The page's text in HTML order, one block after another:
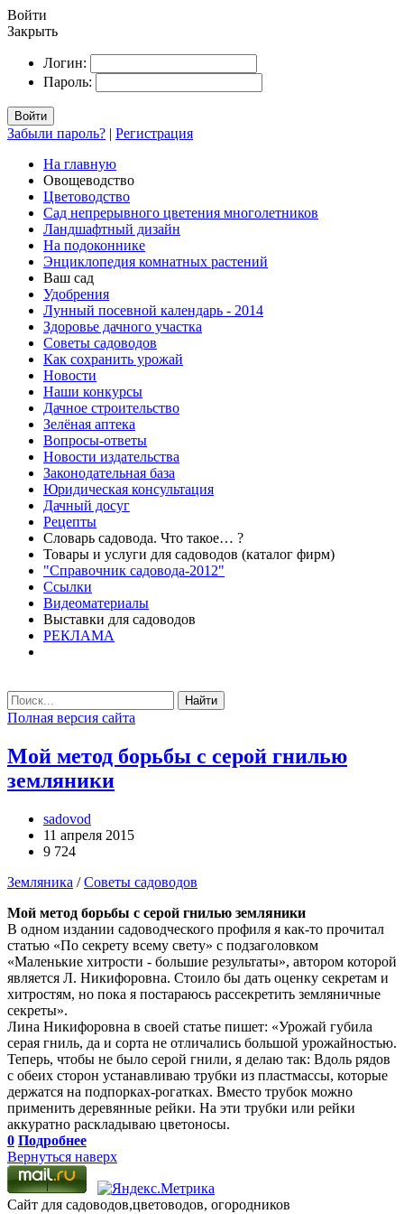
Войти
Закрыть
Логин:
Пароль:
Войти
Забыли пароль? | Регистрация
На главную
Овощеводство
Цветоводство
Сад непрерывного цветения многолетников
Ландшафтный дизайн
На подоконнике
Энциклопедия комнатных растений
Ваш сад
Удобрения
Лунный посевной календарь - 2014
Здоровье дачного участка
Советы садоводов
Как сохранить урожай
Новости
Наши конкурсы
Дачное строительство
Зелёная аптека
Вопросы-ответы
Новости издательства
Законодательная база
Юридическая консультация
Дачный досуг
Рецепты
Словарь садовода. Что такое… ?
Товары и услуги для садоводов (каталог фирм)
"Справочник садовода-2012"
Ссылки
Видеоматериалы
Выставки для садоводов
РЕКЛАМА
Найти
Полная версия сайта
Мой метод борьбы с серой гнилью
земляники
sadovod
11 апреля 2015
9 724
Земляника /Советы садоводов
Мой метод борьбы с серой гнилью земляники
В одном издании садоводческого профиля я как-то прочитал
статью «По секрету всему свету» с подзаголовком
«Маленькие хитрости - большие результаты», автором которой
является Л. Никифоровна. Стоило бы дать оценку секретам и
хитростям, но пока я постараюсь рассекретить земляничные
секреты».
Лина Никифоровна в своей статье пишет: «Урожай губила
серая гниль, да и сорта не отличались большой урожайностью.
Теперь, чтобы не было серой гнили, я делаю так: Вдоль рядов
с обеих сторон устанавливаю трубки из пластмассы, которые
держатся на подпорках-рогатках. Вместо трубок можно
применить деревянные рейки. На эти трубки или рейки
аккуратно раскладываю цветоносы.
0 Подробнее
Вернуться наверх
Сайт для садоводов,цветоводов, огородников